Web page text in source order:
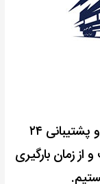
را با پیگیری و پشتیبانی ۲۴
زمان بارگیری